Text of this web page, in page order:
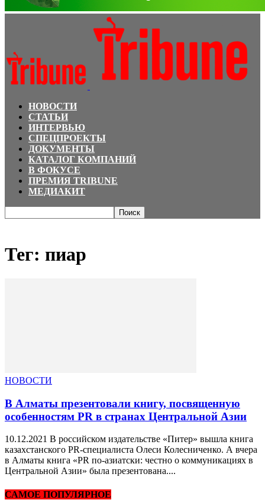
НОВОСТИ
СТАТЬИ
ИНТЕРВЬЮ
СПЕЦПРОЕКТЫ
ДОКУМЕНТЫ
КАТАЛОГ КОМПАНИЙ
В ФОКУСЕ
ПРЕМИЯ TRIBUNE
МЕДИАКИТ
Тег: пиар
НОВОСТИ
В Алматы презентовали книгу, посвященную
особенностям PR в странах Центральной Азии
10.12.2021 В российском издательстве «Питер» вышла книга
казахстанского PR-специалиста Олеси Колесниченко. А вчера
в Алматы книга «PR по-азиатски: честно о коммуникациях в
Центральной Азии» была презентована....
САМОЕ ПОПУЛЯРНОЕ